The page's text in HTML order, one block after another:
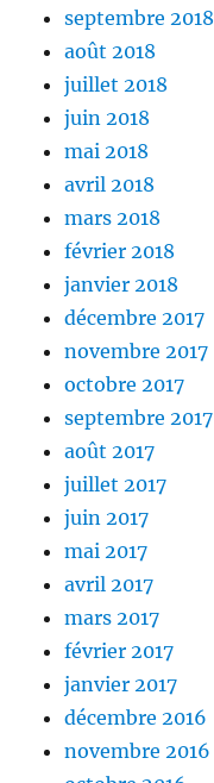
septembre 2018
août 2018
juillet 2018
juin 2018
mai 2018
avril 2018
mars 2018
février 2018
janvier 2018
décembre 2017
novembre 2017
octobre 2017
septembre 2017
août 2017
juillet 2017
juin 2017
mai 2017
avril 2017
mars 2017
février 2017
janvier 2017
décembre 2016
novembre 2016